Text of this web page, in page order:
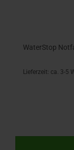
WaterStop
Lieferzeit: ca. 3-5